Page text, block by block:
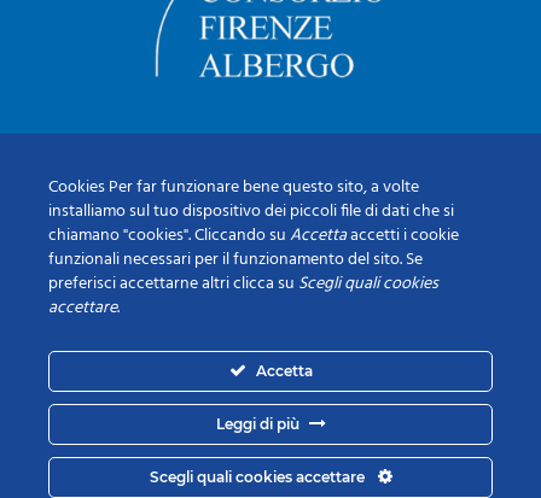
Cookies Per far funzionare bene questo sito, a volte
installiamo sul tuo dispositivo dei piccoli file di dati che si
chiamano "cookies". Cliccando suAccettaaccetti i cookie
funzionali necessari per il funzionamento del sito. Se
preferisci accettarne altri clicca su Scegli quali cookies
accettare.
Accetta
Leggi di più
Scegli quali cookies accettare